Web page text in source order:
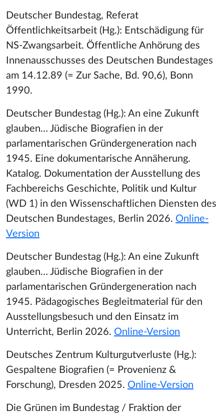
Deutscher Bundestag, Referat
Öffentlichkeitsarbeit (Hg.): Entschädigung für
NS-Zwangsarbeit. Öffentliche Anhörung des
Innenausschusses des Deutschen Bundestages
am 14.12.89 (= Zur Sache, Bd. 90,6), Bonn
1990.
Deutscher Bundestag (Hg.): An eine Zukunft
glauben… Jüdische Biografien in der
parlamentarischen Gründergeneration nach
1945. Eine dokumentarische Annäherung.
Katalog. Dokumentation der Ausstellung des
Fachbereichs Geschichte, Politik und Kultur
(WD 1) in den Wissenschaftlichen Diensten des
Deutschen Bundestages, Berlin 2026. Online-
Version
Deutscher Bundestag (Hg.): An eine Zukunft
glauben… Jüdische Biografien in der
parlamentarischen Gründergeneration nach
1945. Pädagogisches Begleitmaterial für den
Ausstellungsbesuch und den Einsatz im
Unterricht, Berlin 2026. Online-Version
Deutsches Zentrum Kulturgutverluste (Hg.):
Gespaltene Biografien (= Provenienz &
Forschung), Dresden 2025. Online-Version
Die Grünen im Bundestag / Fraktion der